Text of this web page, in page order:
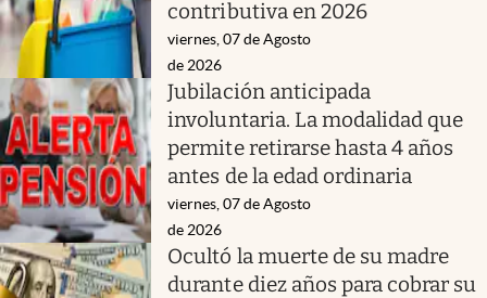
contributiva en 2026
viernes, 07 de Agosto
de 2026
Jubilación anticipada
involuntaria. La modalidad que
permite retirarse hasta 4 años
antes de la edad ordinaria
viernes, 07 de Agosto
de 2026
Ocultó la muerte de su madre
durante diez años para cobrar su